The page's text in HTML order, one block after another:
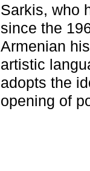
Sarkis, who
since the
Armenian
artistic
adopts the
opening of